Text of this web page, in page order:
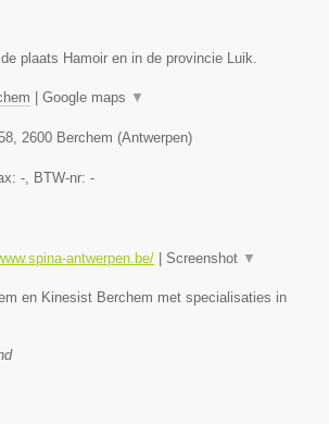
plaats Hamoir en in de provincie Luik.
Google maps ▼
2600 Berchem (Antwerpen)
- , BTW-nr: -
antwerpen.be/ Screenshot ▼
en Kinesist Berchem met specialisaties in